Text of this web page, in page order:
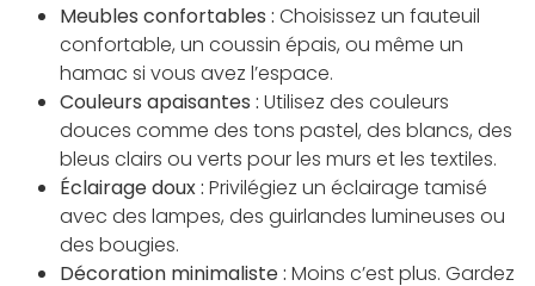
Meubles confortables : Choisissez un fauteuil
confortable, un coussin épais, ou même un
hamac si vous avez l’espace.
Couleurs apaisantes : Utilisez des couleurs
douces comme des tons pastel, des blancs, des
bleus clairs ou verts pour les murs et les textiles.
Éclairage doux : Privilégiez un éclairage tamisé
avec des lampes, des guirlandes lumineuses ou
des bougies.
Décoration minimaliste : Moins c’est plus. Gardez